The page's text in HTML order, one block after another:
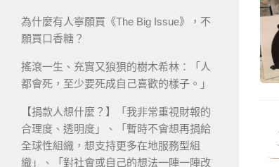
為什麼有人寧願買《The Big Issue》，不
願買口香糖？
搖滾一生、充實又狼狽的樹木希林：「人
都會死，至少要死成自己喜歡的樣子。」
【捐款人想什麼？】「我非常重視財報的
合理度、透明度」、「暫時不會想再捐給
全球性組織，想支持更多在地服務型組
織」、「對社會或自己的想法一陣一陣改